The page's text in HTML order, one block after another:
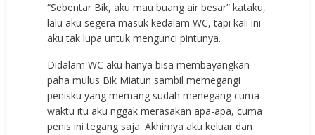
“Sebentar Bik, aku mau buang air besar” kataku,
lalu aku segera masuk kedalam WC, tapi kali ini
aku tak lupa untuk mengunci pintunya.
Didalam WC aku hanya bisa membayangkan
paha mulus Bik Miatun sambil memegangi
penisku yang memang sudah menegang cuma
waktu itu aku nggak merasakan apa-apa, cuma
penis ini tegang saja. Akhirnya aku keluar dan